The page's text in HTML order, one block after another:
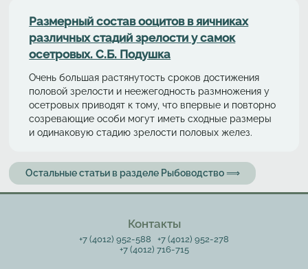
Размерный состав ооцитов в яичниках
различных стадий зрелости у самок
осетровых. С.Б. Подушка
Очень большая растянутость сроков достижения
половой зрелости и неежегодность размножения у
осетровых приводят к тому, что впервые и повторно
созревающие особи могут иметь сходные размеры
и одинаковую стадию зрелости половых желез.
Остальные статьи в разделе Рыбоводство ⟹
Контакты
+7 (4012) 952-588
+7 (4012) 952-278
+7 (4012) 716-715